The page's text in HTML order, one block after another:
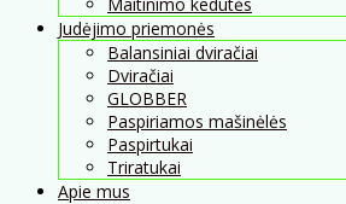
Judėjimo priemonės
Balansiniai dviračiai
Dviračiai
GLOBBER
Paspiriamos mašinėlės
Paspirtukai
Triratukai
Apie mus